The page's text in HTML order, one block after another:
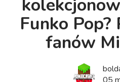
Funko
fanów